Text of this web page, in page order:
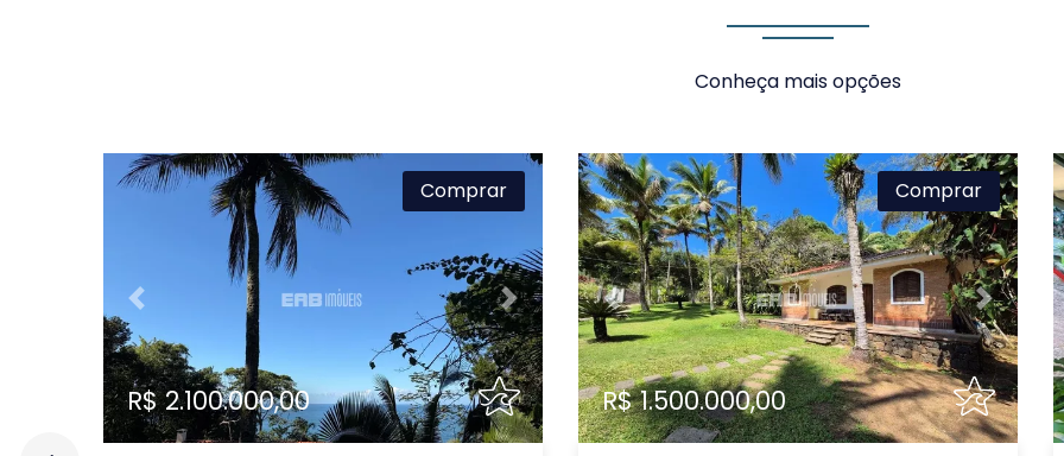
Conheça mais opções
Previous Next
Comprar
R$ 2.100.000,00
Previous Next
Comprar
R$ 1.500.000,00